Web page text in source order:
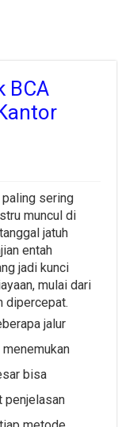
BCA
paling sering
muncul di
jatuh
entah
jadi kunci
mulai dari
dipercepat.
jalur
bisa
penjelasan